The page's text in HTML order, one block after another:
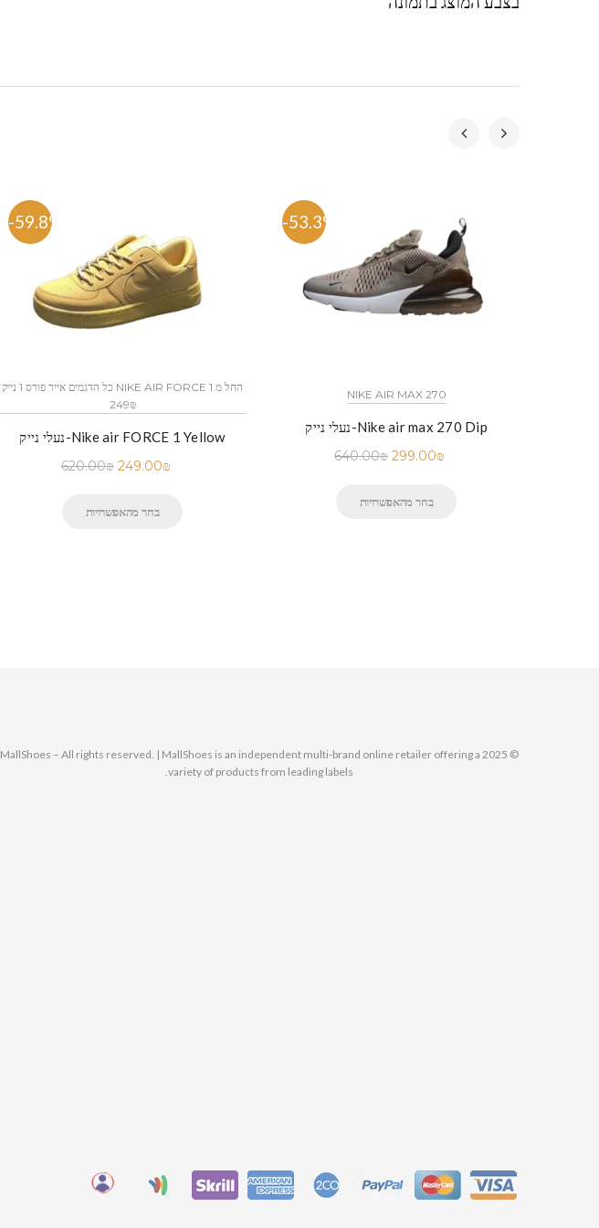
-59.8%
כל הדגמים אייר פורס 1 נייק NIKE AIR FORCE 1 החל מ
249₪
נעלי נייק-Nike air FORCE 1 Yellow
620.00₪ 249.00₪
בחר מהאפשרויות
-53.3%
NIKE AIR MAX 270
נעלי נייק-Nike air max 270 Dip
640.00₪ 299.00₪
בחר מהאפשרויות
© 2025 MallShoes – All rights reserved. | MallShoes is an independent multi-brand online retailer offering a
variety of products from leading labels.